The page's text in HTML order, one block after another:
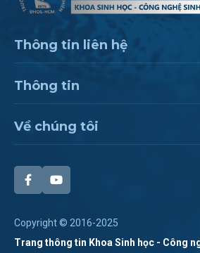
Thông tin liên hệ
Thông tin
Về chúng tôi
Copyright © 2016-2025
Trang thông tin Khoa Sinh học - Công